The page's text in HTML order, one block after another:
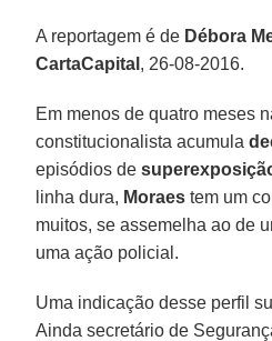
A reportagem é de Débora
CartaCapital , 26-08-2016.
Em menos de quatro meses
constitucionalista acumula
episódios de
linha dura, Moraes tem um
muitos, se assemelha ao de
uma ação policial.
Uma indicação desse perfil
Ainda secretário de